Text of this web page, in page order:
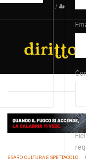
/
ESARO CULTURA E SPETTACOLO